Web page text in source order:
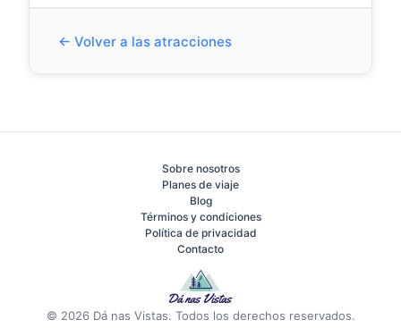
← Volver a las atracciones
Sobre nosotros
Planes de viaje
Blog
Términos y condiciones
Política de privacidad
Contacto
© 2026 Dá nas Vistas. Todos los derechos reservados.